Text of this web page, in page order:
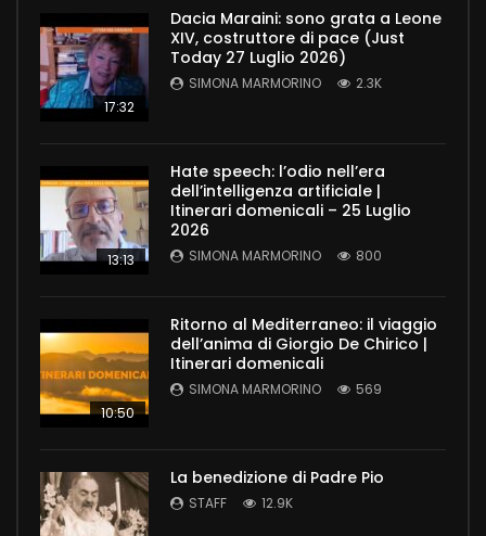
17:32
Dacia Maraini: sono grata a Leone
XIV, costruttore di pace (Just
Today 27 Luglio 2026)
SIMONA MARMORINO 2.3K
13:13
Hate speech: l’odio nell’era
dell’intelligenza artificiale |
Itinerari domenicali – 25 Luglio
2026
SIMONA MARMORINO 800
10:50
Ritorno al Mediterraneo: il viaggio
dell’anima di Giorgio De Chirico |
Itinerari domenicali
SIMONA MARMORINO 569
La benedizione di Padre Pio
STAFF 12.9K